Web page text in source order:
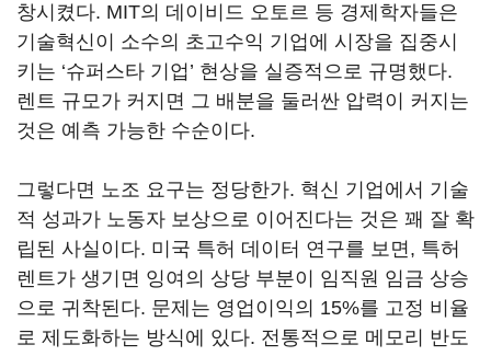
창시켰다. MIT의 데이비드 오토르 등 경제학자들은
기술혁신이 소수의 초고수익 기업에 시장을 집중시
키는 ‘슈퍼스타 기업’ 현상을 실증적으로 규명했다.
렌트 규모가 커지면 그 배분을 둘러싼 압력이 커지는
것은 예측 가능한 수순이다.
그렇다면 노조 요구는 정당한가. 혁신 기업에서 기술
적 성과가 노동자 보상으로 이어진다는 것은 꽤 잘 확
립된 사실이다. 미국 특허 데이터 연구를 보면, 특허
렌트가 생기면 잉여의 상당 부분이 임직원 임금 상승
으로 귀착된다. 문제는 영업이익의 15%를 고정 비율
로 제도화하는 방식에 있다. 전통적으로 메모리 반도